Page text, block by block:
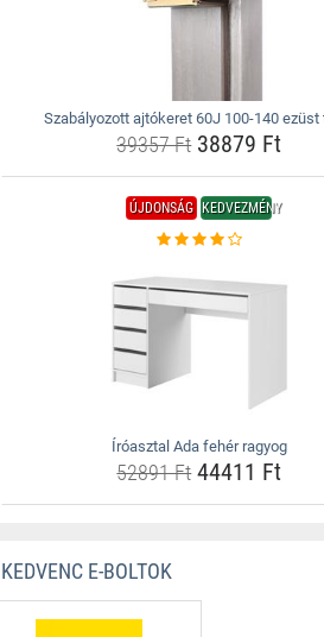
Szabályozott ajtókeret 60J 100-140 ezüst
39357 Ft38879 Ft
ÚJDONSÁG KEDVEZMÉNY
Íróasztal Ada fehér ragyog
52891 Ft44411 Ft
KEDVENC E-BOLTOK